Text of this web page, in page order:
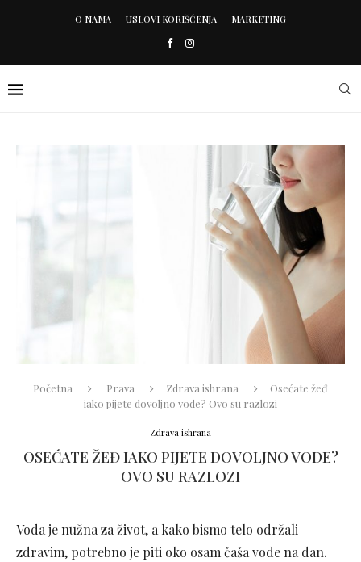
O NAMA USLOVI KORIŠĆENJA MARKETING
Početna Prava Zdrava ishrana
Osećate žeđ
iako pijete dovoljno vode? Ovo su razlozi
Zdrava ishrana
OSEĆATE ŽEĐ IAKO PIJETE DOVOLJNO VODE?
OVO SU RAZLOZI
Voda je nužna za život, a kako bismo telo održali
zdravim, potrebno je piti oko osam čaša vode na dan.